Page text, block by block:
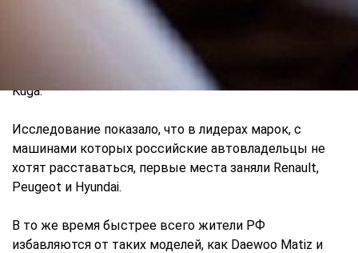
продавать «ВАЗ-2107» (средний срок владения более
3 лет)», — говорится в исследовании.
В список также вошли модели Renault Scenic и Ford
Kuga.
Исследование показало, что в лидерах марок, с
машинами которых российские автовладельцы не
хотят расставаться, первые места заняли Renault,
Peugeot и Hyundai.
В то же время быстрее всего жители РФ
избавляются от таких моделей, как Daewoo Matiz и